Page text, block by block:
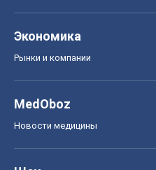
Экономика
Рынки и компании
MedOboz
Новости медицины